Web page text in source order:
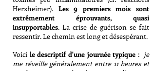
Herxheimer). Les 9 premiers mois sont
extrêmement éprouvants, quasi
insupportables. La crise de guérison se fait
ressentir. Le chemin est long et désespérant.
Voici le descriptif d'une journée typique : je
me réveille généralement entre 11 heures et